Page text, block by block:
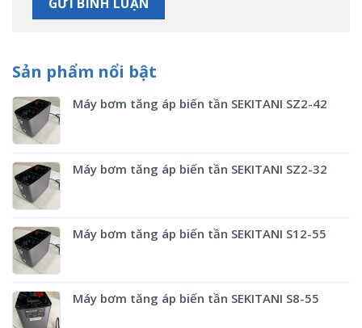
Sản phẩm nổi bật
Máy bơm tăng áp biến tần SEKITANI SZ2-42
Máy bơm tăng áp biến tần SEKITANI SZ2-32
Máy bơm tăng áp biến tần SEKITANI S12-55
Máy bơm tăng áp biến tần SEKITANI S8-55